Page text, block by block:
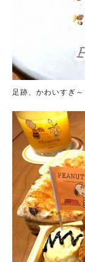
足跡、かわいすぎ